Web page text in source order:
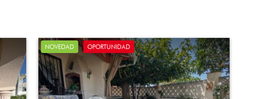
NOVEDAD OPORTUNIDAD